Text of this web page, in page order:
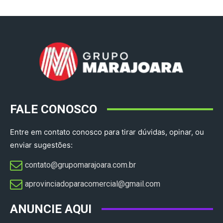
FALE CONOSCO
Entre em contato conosco para tirar dúvidas, opinar, ou
enviar sugestões:
contato@grupomarajoara.com.br
aprovinciadoparacomercial@gmail.com​
ANUNCIE AQUI